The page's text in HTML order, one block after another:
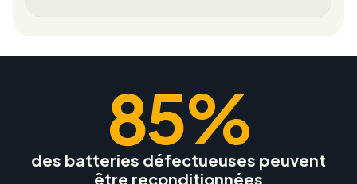
85%
des batteries défectueuses peuvent
être reconditionnées